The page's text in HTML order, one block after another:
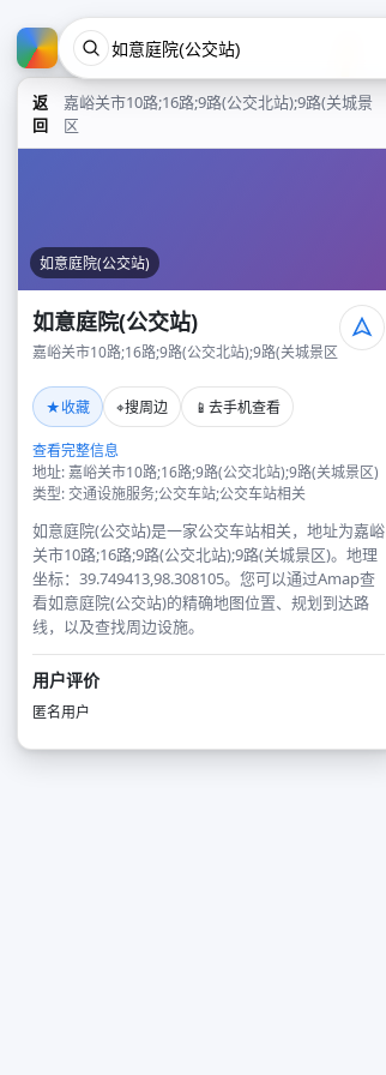
返
回
嘉峪关市10路;16路;9路(公交北站);9路(关城景
区
如意庭院(公交站)
如意庭院(公交站)
嘉峪关市10路;16路;9路(公交北站);9路(关城景区
★收藏 ⌖搜周边 📱 去手机查看
查看完整信息
地址: 嘉峪关市10路;16路;9路(公交北站);9路(关城景区)
类型: 交通设施服务;公交车站;公交车站相关
如意庭院(公交站)是一家公交车站相关，地址为嘉峪
关市10路;16路;9路(公交北站);9路(关城景区)。地理
坐标：39.749413,98.308105。您可以通过Amap查
看如意庭院(公交站)的精确地图位置、规划到达路
线，以及查找周边设施。
用户评价
匿名用户